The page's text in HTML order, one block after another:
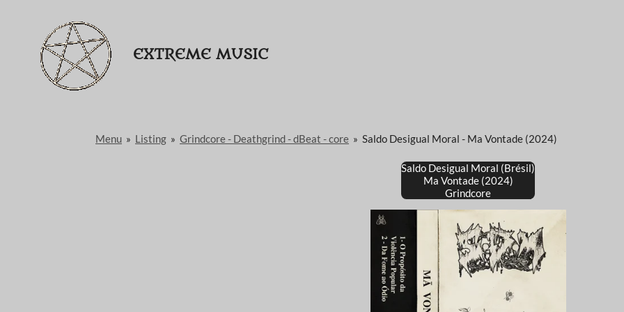
contenu
principal
EXTREME MUSIC
Menu » Listing » Grindcore - Deathgrind - dBeat - core » Saldo Desigual Moral - Ma Vontade (2024)
Saldo Desigual Moral (Brésil)
Ma Vontade (2024)
Grindcore